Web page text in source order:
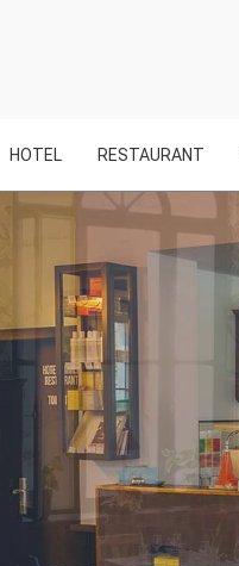
HOTEL RESTAURANT